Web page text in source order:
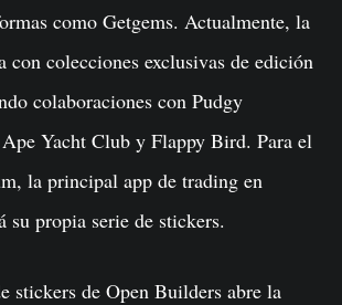
como Getgems. Actualmente, la
con colecciones exclusivas de edición
colaboraciones con Pudgy
Yacht Club y Flappy Bird. Para el
la principal app de trading en
su propia serie de stickers.
stickers de Open Builders abre la